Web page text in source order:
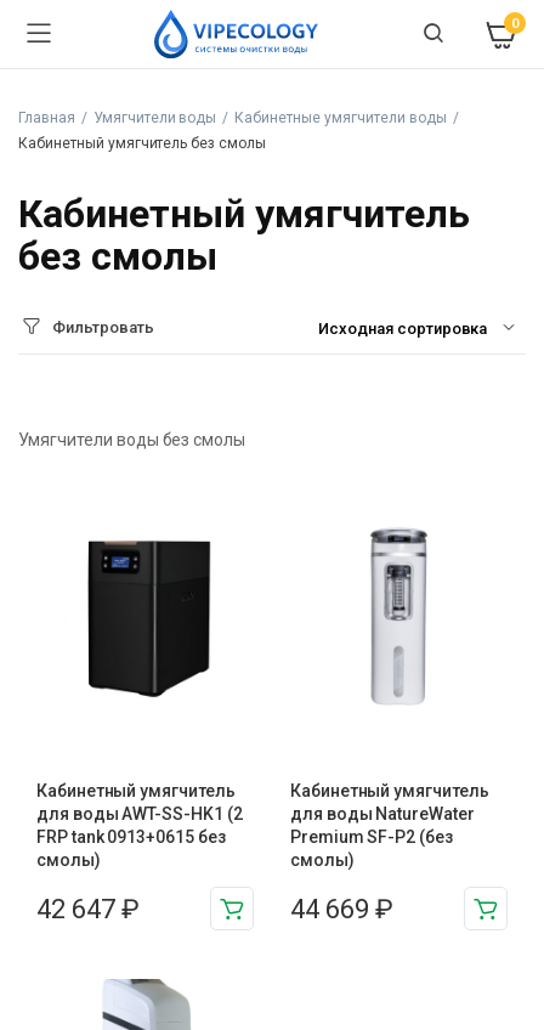
0
Главная Умягчители воды
Кабинетные умягчители воды
Кабинетный умягчитель без смолы
Кабинетный умягчитель
без смолы
Фильтровать
Умягчители воды без смолы
Кабинетный умягчитель
для воды AWT-SS-HK1 (2
FRP tank 0913+0615 без
смолы)
42 647 ₽
Кабинетный умягчитель
для воды NatureWater
Premium SF-P2 (без
смолы)
44 669 ₽